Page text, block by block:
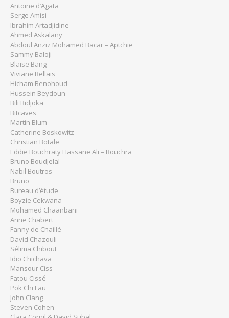
Antoine d’Agata
Serge Amisi
Ibrahim Artadjidine
Ahmed Askalany
Abdoul Anziz Mohamed Bacar – Aptchie
Sammy Baloji
Blaise Bang
Viviane Bellais
Hicham Benohoud
Hussein Beydoun
Bili Bidjoka
Bitcaves
Martin Blum
Catherine Boskowitz
Christian Botale
Eddie Bouchraty Hassane Ali – Bouchra
Bruno Boudjelal
Nabil Boutros
Bruno
Bureau d’étude
Boyzie Cekwana
Mohamed Chaanbani
Anne Chabert
Fanny de Chaillé
David Chazouli
Sélima Chibout
Idio Chichava
Mansour Ciss
Fatou Cissé
Pok Chi Lau
John Clang
Steven Cohen